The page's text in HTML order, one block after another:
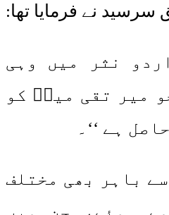
سرسید نے فرمایا تھا:
نثر میں وہی
میر تقی میرؔ کو
ہے ‘‘۔
باہر بھی مختلف